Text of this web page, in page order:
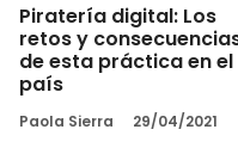
Piratería digital: Los
retos y
de esta práctica en el
país
Paola Sierra 29/04/2021